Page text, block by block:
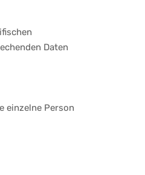
Daten
einzelne Person